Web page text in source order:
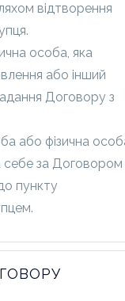
відтворення
особа, яка
або інший
Договору з
або фізична
себе за Договором
пункту